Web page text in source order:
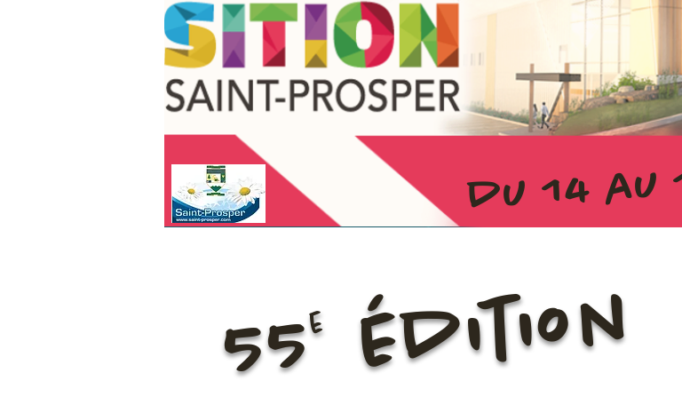
du 14 au
e
55 édition